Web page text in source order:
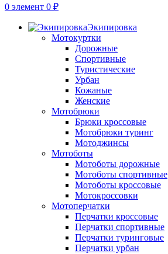
0 элемент 0 ₽
Экипировка
Мотокуртки
Дорожные
Спортивные
Туристические
Урбан
Кожаные
Женские
Мотобрюки
Брюки кроссовые
Мотобрюки туринг
Мотоджинсы
Мотоботы
Мотоботы дорожные
Мотоботы спортивные
Мотоботы кроссовые
Мотокроссовки
Мотоперчатки
Перчатки кроссовые
Перчатки спортивные
Перчатки туринговые
Перчатки урбан